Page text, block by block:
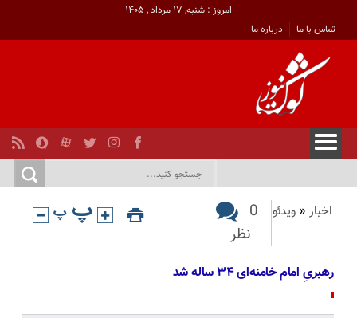
امروز : شنبه, ۱۷ مرداد , ۱۴۰۵
تماس با ما
درباره ما
اخبار«ویدئو
0
نظر
رهبریِ امام خامنه‌ای ۳۴ ساله شد‌